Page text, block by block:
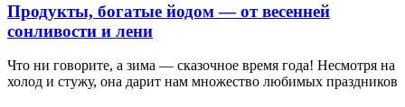
Продукты, богатые йодом — от весенней
сонливости и лени
Что ни говорите, а зима — сказочное время года! Несмотря на
холод и стужу, она дарит нам множество любимых праздников